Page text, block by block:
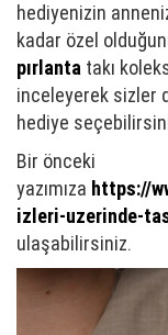
hediyenizin
kadar özel
pırlanta takı
inceleyerek sizler
hediye
Bir önceki
yazımıza https://
izleri-uzerinde-
ulaşabilirsiniz.